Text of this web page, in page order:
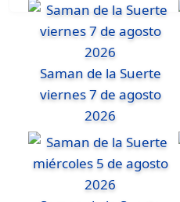
Saman de la Suerte
viernes 7 de agosto
2026